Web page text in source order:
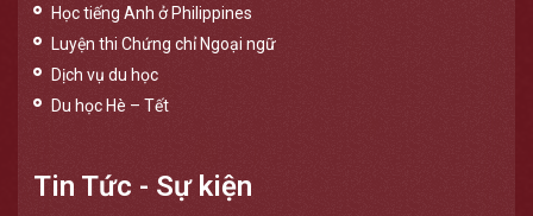
Học tiếng Anh ở Philippines
Luyện thi Chứng chỉ Ngoại ngữ
Dịch vụ du học
Du học Hè – Tết
Tin Tức - Sự kiện